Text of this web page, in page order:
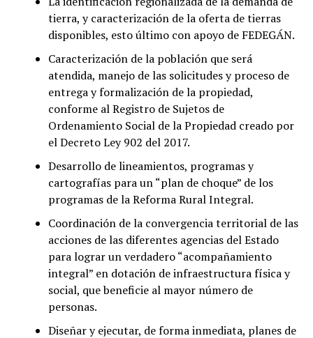
tierra, y caracterización de la oferta de tierras
disponibles, esto último con apoyo de FEDEGÁN.
Caracterización de la población que será
atendida, manejo de las solicitudes y proceso de
entrega y formalización de la propiedad,
conforme al Registro de Sujetos de
Ordenamiento Social de la Propiedad creado por
el Decreto Ley 902 del 2017.
Desarrollo de lineamientos, programas y
cartografías para un “plan de choque” de los
programas de la Reforma Rural Integral.
Coordinación de la convergencia territorial de las
acciones de las diferentes agencias del Estado
para lograr un verdadero “acompañamiento
integral” en dotación de infraestructura física y
social, que beneficie al mayor número de
personas.
Diseñar y ejecutar, de forma inmediata, planes de